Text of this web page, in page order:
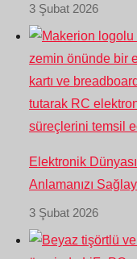
3 Şubat 2026
Elektronik
Anlamanızı
3 Şubat 2026